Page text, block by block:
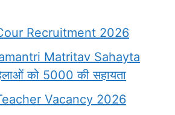
Recruitment 2026
Matritav Sahayta
को 5000 की सहायता
Vacancy 2026